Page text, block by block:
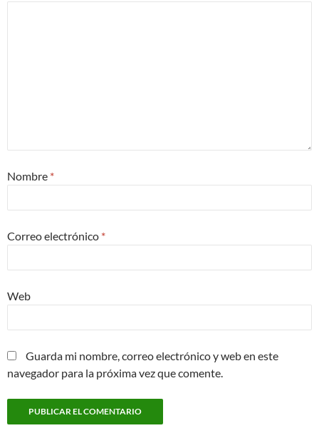
Nombre *
Correo electrónico *
Web
Guarda mi nombre, correo electrónico y web en este
navegador para la próxima vez que comente.